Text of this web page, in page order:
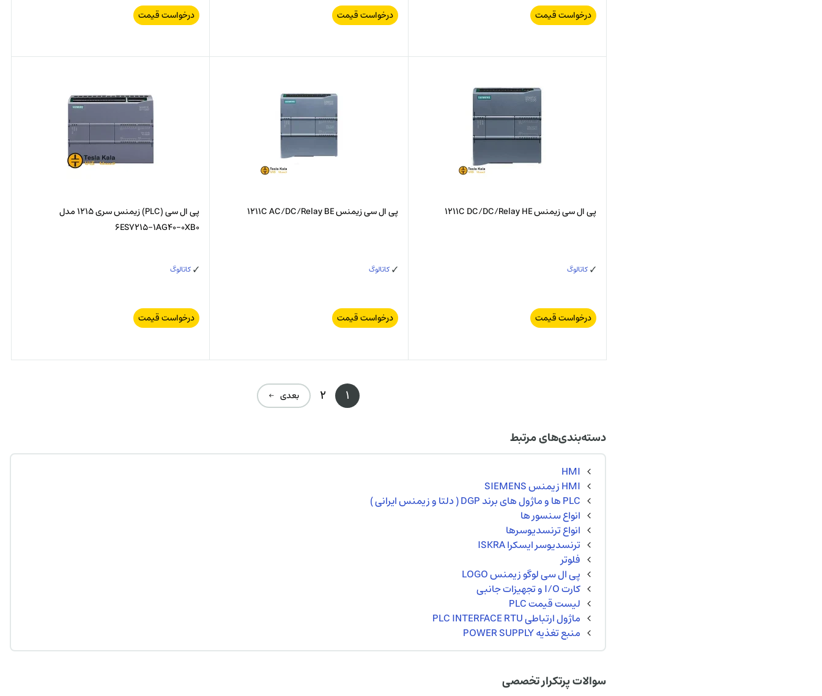
درخواست قیمت درخواست قیمت درخواست قیمت
پی ال سی زیمنس 1211C DC/DC/Relay HE
کاتالوگ
درخواست قیمت
پی ال سی زیمنس 1211C AC/DC/Relay BE
کاتالوگ
درخواست قیمت
پی ال سی (PLC) زیمنس سری 1215 مدل
6ES7215-1AG40-0XB0
کاتالوگ
درخواست قیمت
1
2 بعدی ←
دسته‌بندی‌های مرتبط
HMI
HMI زیمنس SIEMENS
PLC ها و ماژول های برند DGP ( دلتا و زیمنس ایرانی )
انواع سنسور ها
انواع ترنسدیوسرها
ترنسدیوسر ایسکرا ISKRA
فلوتر
پی ال سی لوگو زیمنس LOGO
کارت I/O و تجهیزات جانبی
لیست قیمت PLC
ماژول ارتباطی PLC INTERFACE RTU
منبع تغذیه POWER SUPPLY
سوالات پرتکرار تخصصی